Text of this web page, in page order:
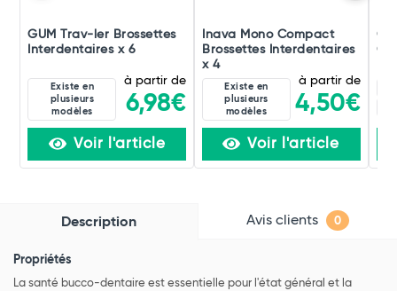
GUM Trav-ler Brossettes
Interdentaires x 6
Existe en
plusieurs
modèles
à partir de
6,98€
Voir l'article
Inava Mono Compact
Brossettes Interdentaires
x 4
Existe en
plusieurs
modèles
à partir de
4,50€
Voir l'article
Description Avis clients 0
Propriétés
La santé bucco-dentaire est essentielle pour l'état général et la